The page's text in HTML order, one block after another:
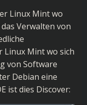
Linux Mint wo
Verwalten von
Linux Mint wo sich
von Software
Debian eine
ist dies Discover: